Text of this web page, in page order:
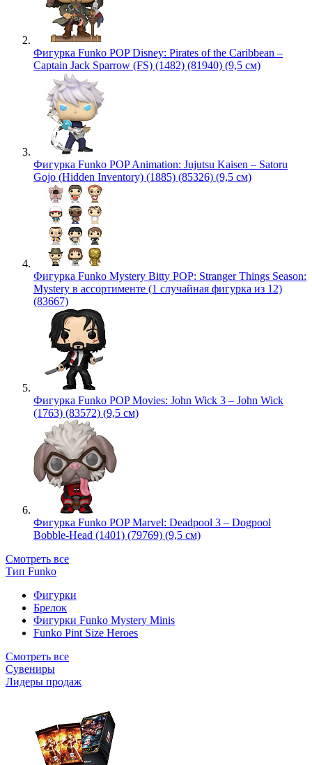
Фигурка Funko POP Disney: Pirates of the Caribbean –
Captain Jack Sparrow (FS) (1482) (81940) (9,5 см)
Фигурка Funko POP Animation: Jujutsu Kaisen – Satoru
Gojo (Hidden Inventory) (1885) (85326) (9,5 см)
Фигурка Funko Mystery Bitty POP: Stranger Things Season:
Mystery в ассортименте (1 случайная фигурка из 12)
(83667)
Фигурка Funko POP Movies: John Wick 3 – John Wick
(1763) (83572) (9,5 см)
Фигурка Funko POP Marvel: Deadpool 3 – Dogpool
Bobble-Head (1401) (79769) (9,5 см)
Смотреть все
Тип Funko
Фигурки
Брелок
Фигурки Funko Mystery Minis
Funko Pint Size Heroes
Смотреть все
Сувениры
Лидеры продаж